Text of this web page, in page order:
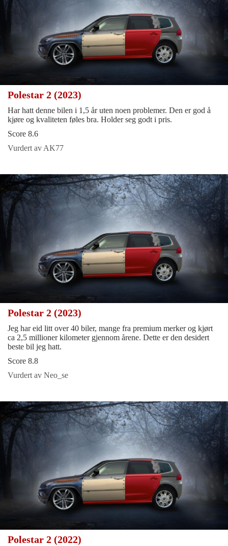
Polestar 2 (2023)
Har hatt denne bilen i 1,5 år uten noen problemer. Den er god å
kjøre og kvaliteten føles bra. Holder seg godt i pris.
Score 8.6
Vurdert av AK77
Polestar 2 (2023)
Jeg har eid litt over 40 biler, mange fra premium merker og kjørt
ca 2,5 millioner kilometer gjennom årene. Dette er den desidert
beste bil jeg hatt.
Score 8.8
Vurdert av Neo_se
Polestar 2 (2022)